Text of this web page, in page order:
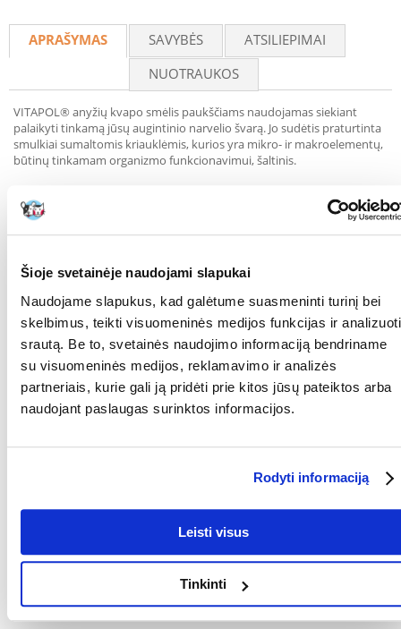
Šioje svetainėje naudojami slapukai
Naudojame slapukus, kad galėtume suasmeninti turinį bei
skelbimus, teikti visuomeninės medijos funkcijas ir analizuoti
srautą. Be to, svetainės naudojimo informaciją bendriname
su visuomeninės medijos, reklamavimo ir analizės
partneriais, kurie gali ją pridėti prie kitos jūsų pateiktos arba
naudojant paslaugas surinktos informacijos.
Rodyti informaciją
Leisti visus
Tinkinti
APRAŠYMAS SAVYBĖS
ATSILIEPIMAI
NUOTRAUKOS
VITAPOL® anyžių kvapo smėlis paukščiams naudojamas siekiant
palaikyti tinkamą jūsų augintinio narvelio švarą. Jo sudėtis praturtinta
smulkiai sumaltomis kriauklėmis, kurios yra mikro- ir makroelementų,
būtinų tinkamam organizmo funkcionavimui, šaltinis.
Sudėtis:
Priedai: jusliniai priedai: anyžių kvapioji medžiaga.
Siekiant užtikrinti tinkamą
per savaitę.
Parametrai
PAKUOTĖS SVORIS
(KG):
1.5
GAMINTOJAS: VITAPOL
Kokios yra prekių vertinimo taisyklės?
Produktą gali vertinti tik registruoti FERA.LT klientai, kurie jį